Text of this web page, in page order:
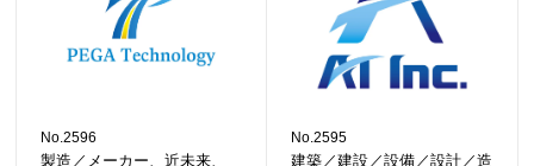
No.2596
製造／メーカー、近未来、
No.2595
建築／建設／設備／設計／造